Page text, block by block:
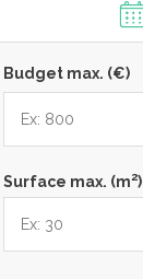
Budget max. (€)
Surface max. (m2)